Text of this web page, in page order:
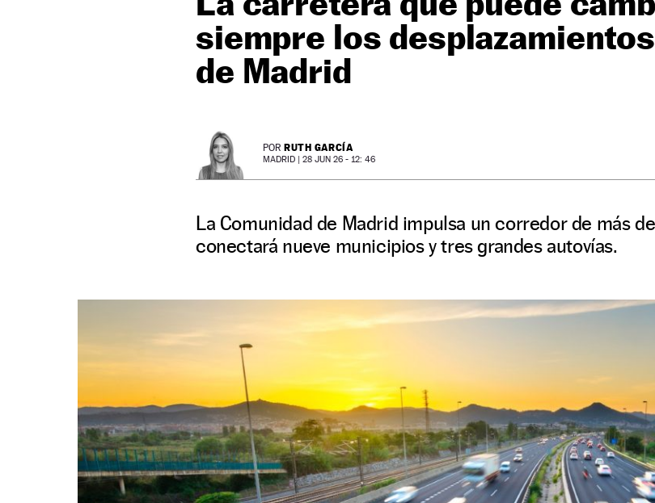
siempre los
de Madrid
POR RUTH GARCÍA
MADRID | 28 JUN 26 - 12: 46
La Comunidad de Madrid impulsa un corredor de más
conectará nueve municipios y tres grandes autovías.